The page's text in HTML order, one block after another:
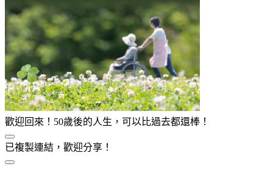
歡迎回來！50歲後的人生，可以比過去都還棒！
已複製連結，歡迎分享！